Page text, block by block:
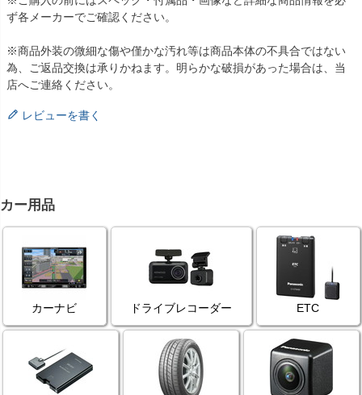
ず各メーカーでご確認ください。
※商品外装の微細な傷や僅かな汚れ等は商品本体の不具合ではない
為、ご返品交換は承りかねます。明らかな破損があった場合は、当
店へご連絡ください。
レビューを書く
カー用品
カーナビ ドライブレコーダー ETC